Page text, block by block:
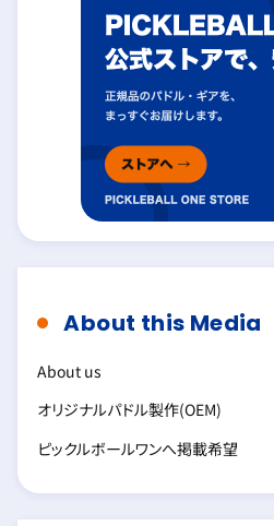
About this Media
About us
オリジナルパドル製作(OEM)
ピックルボールワンへ掲載希望